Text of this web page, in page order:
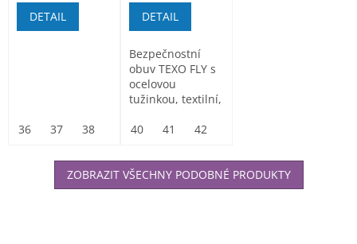
DETAIL
36 37 38
DETAIL
Bezpečnostní
obuv TEXO FLY s
ocelovou
tužinkou, textilní,
40
41 42
ZOBRAZIT VŠECHNY PODOBNÉ PRODUKTY